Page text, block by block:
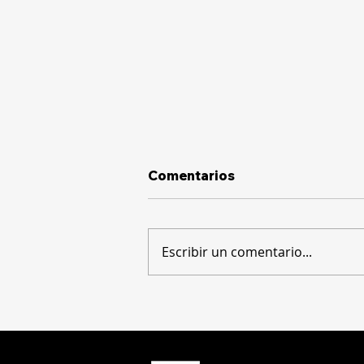
Comentarios
Escribir un comentario...